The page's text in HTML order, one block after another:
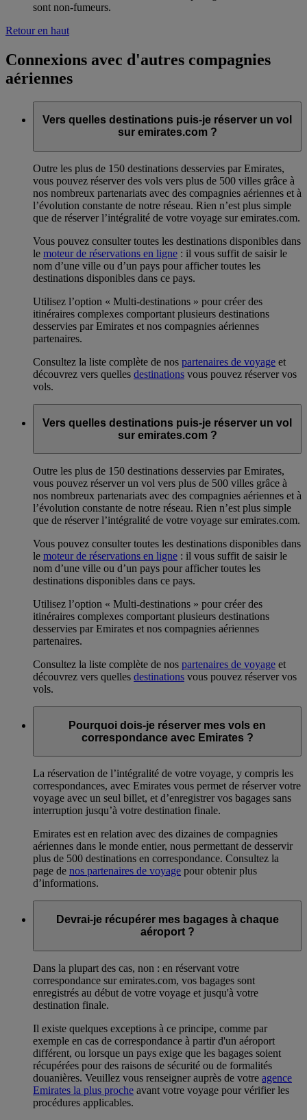
sont non-fumeurs.
Retour en haut
Connexions avec d'autres compagnies
aériennes
Vers quelles destinations puis-je réserver un vol
sur emirates.com ?
Outre les plus de 150 destinations desservies par Emirates,
vous pouvez réserver des vols vers plus de 500 villes grâce à
nos nombreux partenariats avec des compagnies aériennes et à
l’évolution constante de notre réseau. Rien n’est plus simple
que de réserver l’intégralité de votre voyage sur emirates.com.
Vous pouvez consulter toutes les destinations disponibles dans
le moteur de réservations en ligne : il vous suffit de saisir le
nom d’une ville ou d’un pays pour afficher toutes les
destinations disponibles dans ce pays.
Utilisez l’option « Multi-destinations » pour créer des
itinéraires complexes comportant plusieurs destinations
desservies par Emirates et nos compagnies aériennes
partenaires.
Consultez la liste complète de nos partenaires de voyage et
découvrez vers quelles destinations vous pouvez réserver vos
vols.
Vers quelles destinations puis-je réserver un vol
sur emirates.com ?
Outre les plus de 150 destinations desservies par Emirates,
vous pouvez réserver un vol vers plus de 500 villes grâce à
nos nombreux partenariats avec des compagnies aériennes et à
l’évolution constante de notre réseau. Rien n’est plus simple
que de réserver l’intégralité de votre voyage sur emirates.com.
Vous pouvez consulter toutes les destinations disponibles dans
le moteur de réservations en ligne : il vous suffit de saisir le
nom d’une ville ou d’un pays pour afficher toutes les
destinations disponibles dans ce pays.
Utilisez l’option « Multi-destinations » pour créer des
itinéraires complexes comportant plusieurs destinations
desservies par Emirates et nos compagnies aériennes
partenaires.
Consultez la liste complète de nos partenaires de voyage et
découvrez vers quelles destinations vous pouvez réserver vos
vols.
Pourquoi dois-je réserver mes vols en
correspondance avec Emirates ?
La réservation de l’intégralité de votre voyage, y compris les
correspondances, avec Emirates vous permet de réserver votre
voyage avec un seul billet, et d’enregistrer vos bagages sans
interruption jusqu’à votre destination finale.
Emirates est en relation avec des dizaines de compagnies
aériennes dans le monde entier, nous permettant de desservir
plus de 500 destinations en correspondance. Consultez la
page de nos partenaires de voyage pour obtenir plus
d’informations.
Devrai-je récupérer mes bagages à chaque
aéroport ?
Dans la plupart des cas, non : en réservant votre
correspondance sur emirates.com, vos bagages sont
enregistrés au début de votre voyage et jusqu'à votre
destination finale.
Il existe quelques exceptions à ce principe, comme par
exemple en cas de correspondance à partir d'un aéroport
différent, ou lorsque un pays exige que les bagages soient
récupérées pour des raisons de sécurité ou de formalités
douanières. Veuillez vous renseigner auprès de votre agence
Emirates la plus proche avant votre voyage pour vérifier les
procédures applicables.